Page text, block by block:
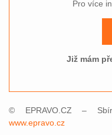
Pro více
Již mám
© EPRAVO.CZ –
www.epravo.cz